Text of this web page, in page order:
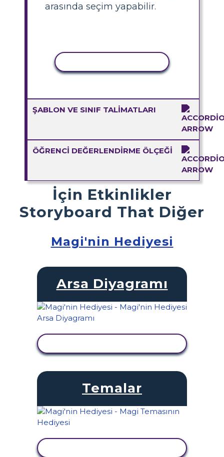
arasında seçim yapabilir.
ŞABLON VE SINIF TALIMATLARI
ÖĞRENCI DEĞERLENDIRME ÖLÇEĞI
İçin Etkinlikler
Storyboard That Diğer
Magi'nin Hediyesi
Arsa Diyagramı
Temalar